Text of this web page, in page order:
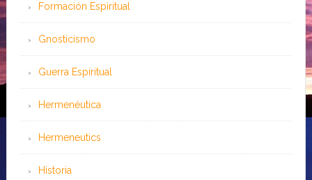
Formación Espiritual
Gnosticismo
Guerra Espiritual
Hermenéutica
Hermeneutics
Historia